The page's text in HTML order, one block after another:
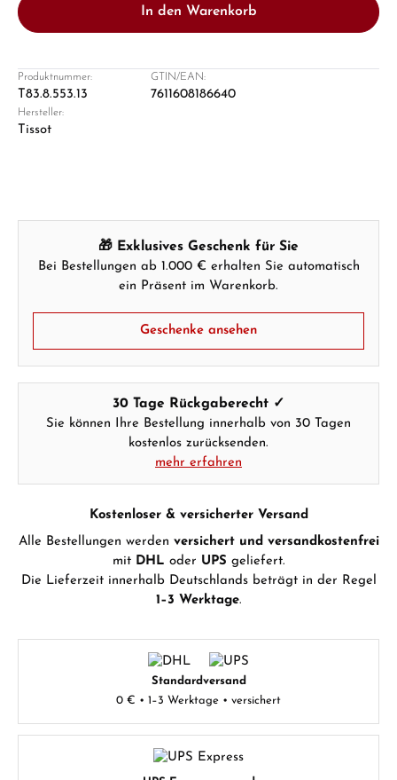
Jetzt anrufen
WhatsApp Chat
Geschenk im Warenkorb.
Hersteller- & Produktsicherheit
In den Warenkorb
Produktnummer:
T83.8.553.13
GTIN/EAN:
7611608186640
Hersteller:
Tissot
🎁 Exklusives Geschenk für Sie
Bei Bestellungen ab 1.000 € erhalten Sie automatisch
ein Präsent im Warenkorb.
Geschenke ansehen
30 Tage Rückgaberecht ✓
Sie können Ihre Bestellung innerhalb von 30 Tagen
kostenlos zurücksenden.
mehr erfahren
Kostenloser & versicherter Versand
Alle Bestellungen werden versichert und versandkostenfrei
mit DHL oder UPS geliefert.
Die Lieferzeit innerhalb Deutschlands beträgt in der Regel
1–3 Werktage.
Standardversand
0 € • 1–3 Werktage • versichert